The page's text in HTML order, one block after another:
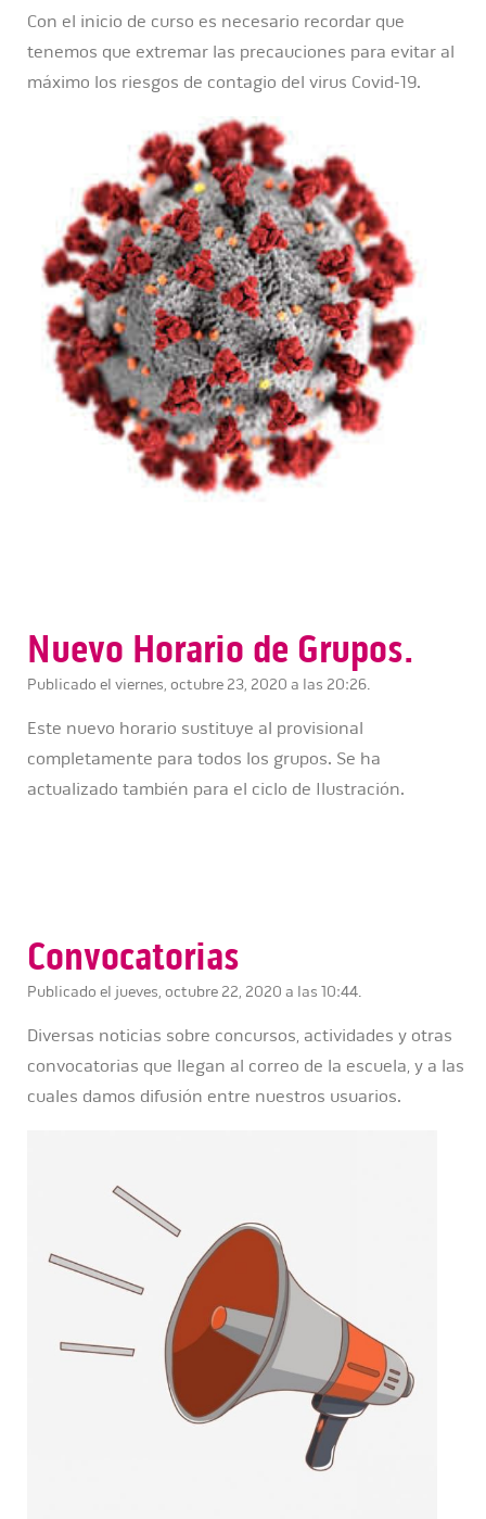
Con el inicio de curso es necesario recordar que
tenemos que extremar las precauciones para evitar al
máximo los riesgos de contagio del virus Covid-19.
Nuevo Horario de Grupos.
Publicado el viernes, octubre 23, 2020 a las 20:26.
Este nuevo horario sustituye al provisional
completamente para todos los grupos. Se ha
actualizado también para el ciclo de Ilustración.
Convocatorias
Publicado el jueves, octubre 22, 2020 a las 10:44.
Diversas noticias sobre concursos, actividades y otras
convocatorias que llegan al correo de la escuela, y a las
cuales damos difusión entre nuestros usuarios.